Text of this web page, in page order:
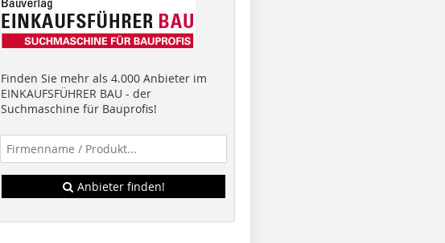
Finden Sie mehr als 4.000 Anbieter im
EINKAUFSFÜHRER BAU - der
Suchmaschine für Bauprofis!
Anbieter finden!